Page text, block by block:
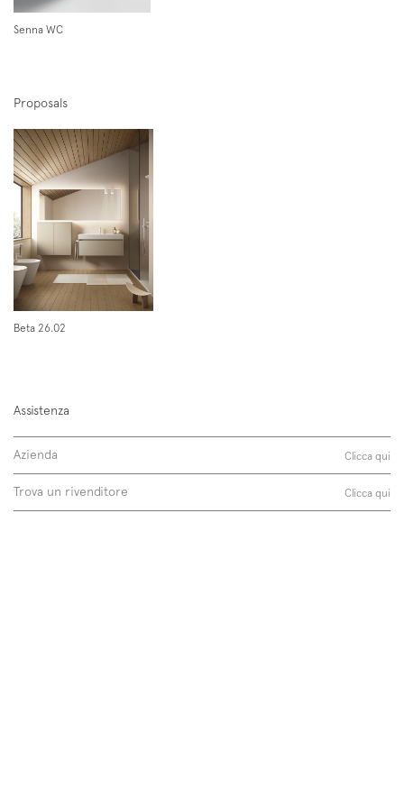
Follow us on
Instagram
Facebook
Senna WC
Proposals
Beta 26.02
Assistenza
Azienda Clicca qui
Trova un rivenditore Clicca qui